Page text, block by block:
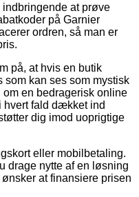
at prøve
på Garnier
ordren, så man er
på, at hvis en butik
kan ses som mystisk
en bedragerisk online
hvert fald dækket ind
dig imod uoprigtige
eller mobilbetaling.
drage nytte af en løsning
at finansiere prisen